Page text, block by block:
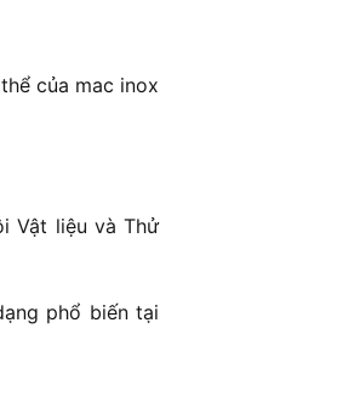
của mac inox
Vật liệu và Thử
phổ biến tại